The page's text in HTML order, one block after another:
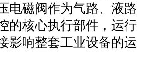
电磁阀作为气路、液路
的核心执行部件，运行
影响整套工业设备的运